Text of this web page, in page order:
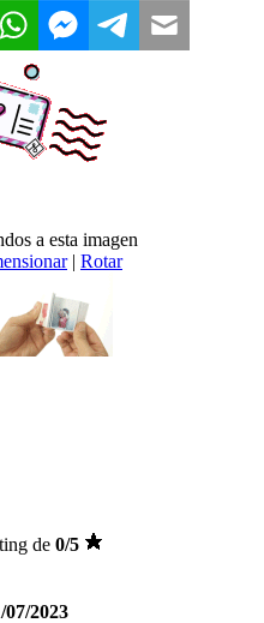
a esta imagen
| Rotar
de 0/5
07/2023